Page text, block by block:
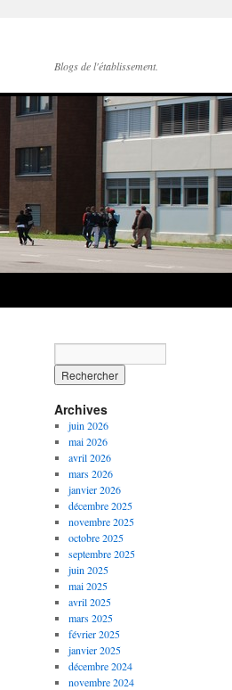
Blogs de l'établissement.
Archives
juin 2026
mai 2026
avril 2026
mars 2026
janvier 2026
décembre 2025
novembre 2025
octobre 2025
septembre 2025
juin 2025
mai 2025
avril 2025
mars 2025
février 2025
janvier 2025
décembre 2024
novembre 2024